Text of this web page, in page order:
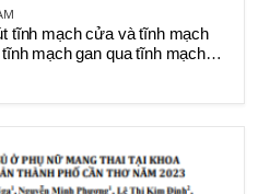
tĩnh mạch cửa và tĩnh mạch
mạch gan qua tĩnh mạch
qua nhu mô gan